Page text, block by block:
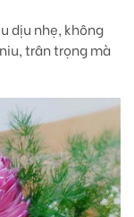
dịu nhẹ, không
trân trọng mà